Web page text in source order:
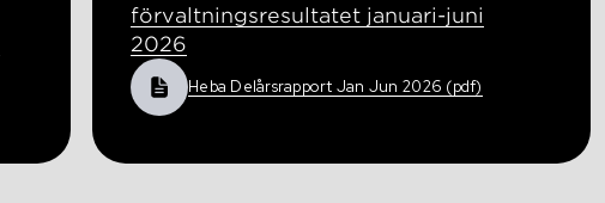
förvaltningsresultatet januari-juni
2026
Heba Delårsrapport Jan Jun 2026 (pdf)